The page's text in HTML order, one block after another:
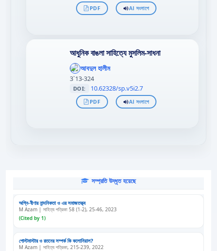
PDF AI সংলাপে
আধুনিক বাঙলা সাহিত্যে মুসলিম-সাধনা
';
};"
>
আবদুল হালীম
3`13-324
DOI: 10.62328/sp.v5i2.7
PDF AI সংলাপে
সম্প্রতি উদ্ধৃত হয়েছে
অগ্নি-বীণার নান্দনিকতা ও এর সমাজতত্ত্ব
M Azam | সাহিত্য পত্রিকা 58 (1-2), 25-46, 2023
(Cited by 1)
পোস্টমাস্টার ও রতনের সম্পর্ক কি কলোনিয়াল?
M Azam | সাহিত্য পত্রিকা, 215-239, 2022